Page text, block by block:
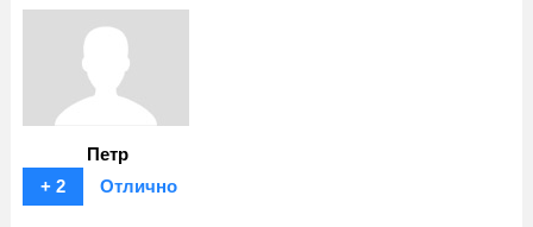
Петр
+ 2
Отлично